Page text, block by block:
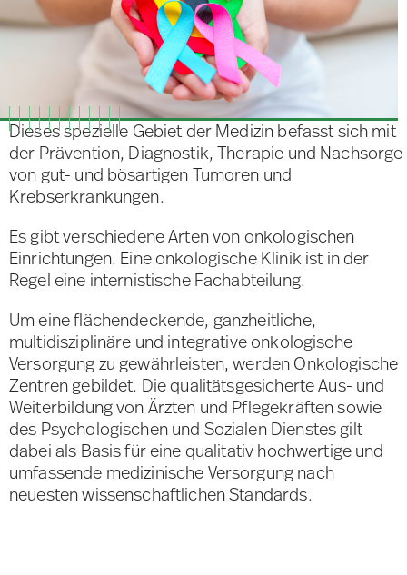
Dieses spezielle Gebiet der Medizin befasst sich mit
der Prävention, Diagnostik, Therapie und Nachsorge
von gut- und bösartigen Tumoren und
Krebserkrankungen.
Es gibt verschiedene Arten von onkologischen
Einrichtungen. Eine onkologische Klinik ist in der
Regel eine internistische Fachabteilung.
Um eine flächendeckende, ganzheitliche,
multidisziplinäre und integrative onkologische
Versorgung zu gewährleisten, werden Onkologische
Zentren gebildet. Die qualitätsgesicherte Aus- und
Weiterbildung von Ärzten und Pflegekräften sowie
des Psychologischen und Sozialen Dienstes gilt
dabei als Basis für eine qualitativ hochwertige und
umfassende medizinische Versorgung nach
neuesten wissenschaftlichen Standards.